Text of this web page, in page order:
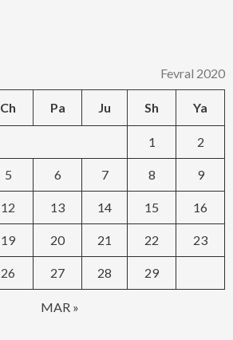
Fevral 2020
Ch Pa Ju Sh Ya
MAR »
1 2
5 6 7 8 9
12 13 14 15 16
19 20 21 22 23
26 27 28 29